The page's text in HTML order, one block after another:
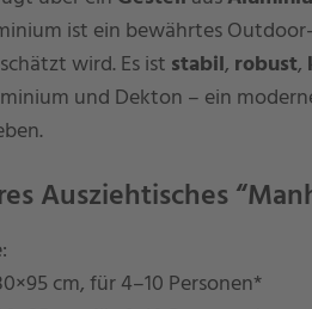
ist ein bewährtes
wird. Es ist stabil, robust,
und Dekton – ein
Ausziehtisches
cm, für 4–10 Personen*